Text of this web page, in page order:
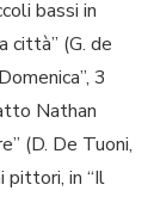
bassi in
città” (G. de
3
Nathan
(D. De Tuoni,
pittori, in “Il